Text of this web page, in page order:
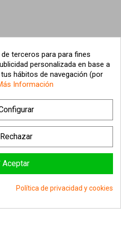

terceros para para fines
personalizada en base a
hábitos de navegación (por
Información
Rechazar
Aceptar
Política de privacidad y cookies